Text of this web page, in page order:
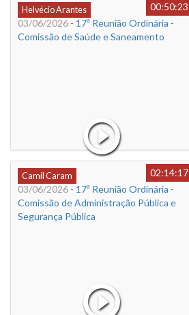
Helvécio Arantes
00:50:23
03/06/2026 - 17ª Reunião Ordinária -
Comissão de Saúde e Saneamento
Camil Caram
02:14:17
03/06/2026 - 17ª Reunião Ordinária -
Comissão de Administração Pública e
Segurança Pública